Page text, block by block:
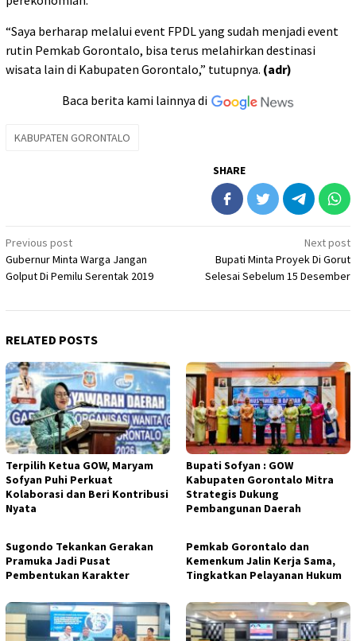
“Saya berharap melalui event FPDL yang sudah menjadi event
rutin Pemkab Gorontalo, bisa terus melahirkan destinasi
wisata lain di Kabupaten Gorontalo,” tutupnya. (adr)
Baca berita kami lainnya di
KABUPATEN GORONTALO
SHARE
Post
navigation
Previous post
Gubernur Minta Warga Jangan
Golput Di Pemilu Serentak 2019
Next post
Bupati Minta Proyek Di Gorut
Selesai Sebelum 15 Desember
RELATED POSTS
Terpilih Ketua GOW, Maryam
Sofyan Puhi Perkuat
Kolaborasi dan Beri Kontribusi
Nyata
Bupati Sofyan : GOW
Kabupaten Gorontalo Mitra
Strategis Dukung
Pembangunan Daerah
Sugondo Tekankan Gerakan
Pramuka Jadi Pusat
Pembentukan Karakter
Pemkab Gorontalo dan
Kemenkum Jalin Kerja Sama,
Tingkatkan Pelayanan Hukum